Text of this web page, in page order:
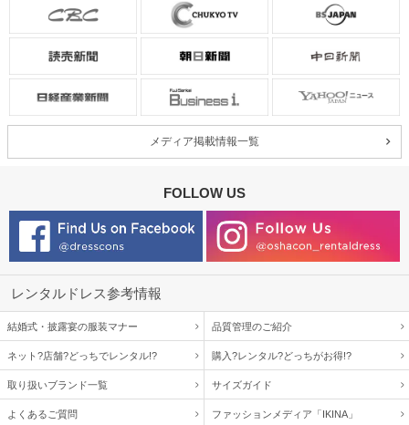
メディア掲載情報一覧
FOLLOW US
レンタルドレス参考情報
結婚式・披露宴の服装マナー 品質管理のご紹介
ネット?店舗?どっちでレンタル!? 購入?レンタル?どっちがお得!?
取り扱いブランド一覧 サイズガイド
よくあるご質問 ファッションメディア「IKINA」